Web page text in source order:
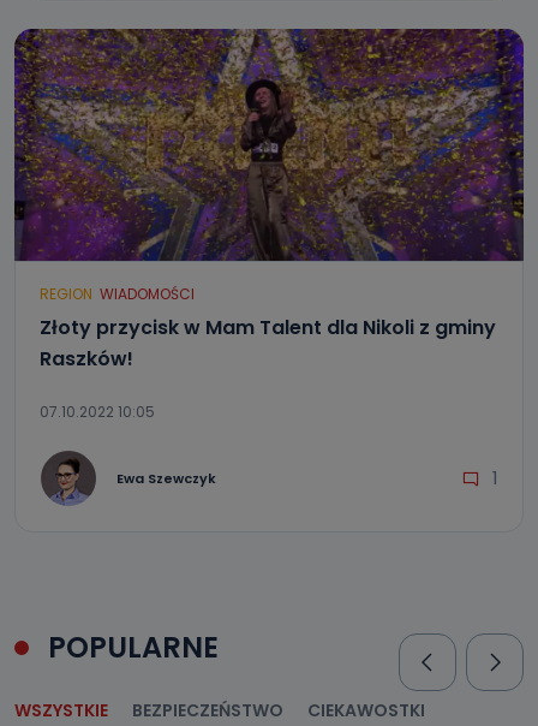
REGION WIADOMOŚCI
Złoty przycisk w Mam Talent dla Nikoli z gminy
Raszków!
07.10.2022 10:05
Ewa Szewczyk 1
POPULARNE
WSZYSTKIE BEZPIECZEŃSTWO
CIEKAWOSTKI